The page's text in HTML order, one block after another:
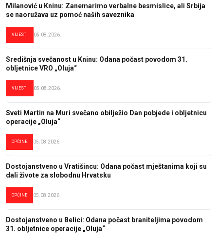
Milanović u Kninu: Zanemarimo verbalne besmislice, ali Srbija
se naoružava uz pomoć naših saveznika
VIJESTI 05.08.2026.
Središnja svečanost u Kninu: Odana počast povodom 31.
obljetnice VRO „Oluja“
VIJESTI 05.08.2026.
Sveti Martin na Muri svečano obilježio Dan pobjede i obljetnicu
operacije „Oluja“
OPĆINE 05.08.2026.
Dostojanstveno u Vratišincu: Odana počast mještanima koji su
dali živote za slobodnu Hrvatsku
OPĆINE 05.08.2026.
Dostojanstveno u Belici: Odana počast braniteljima povodom
31. obljetnice operacije „Oluja“